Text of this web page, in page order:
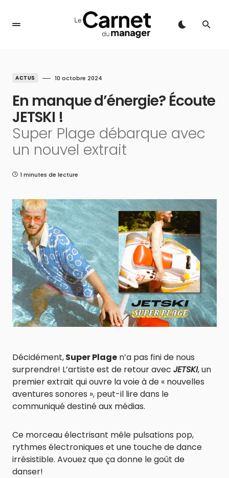
ACTUS 10 octobre 2024
En manque d’énergie? Écoute
JETSKI !
Super Plage débarque avec
un nouvel extrait
1 minutes de lecture
Décidément,Super Plage n’a pas fini de nous
surprendre! L’artiste est de retour avec JETSKI, un
premier extrait qui ouvre la voie à de « nouvelles
aventures sonores », peut-il lire dans le
communiqué destiné aux médias.
Ce morceau électrisant mêle pulsations pop,
rythmes électroniques et une touche de dance
irrésistible. Avouez que ça donne le goût de
danser!